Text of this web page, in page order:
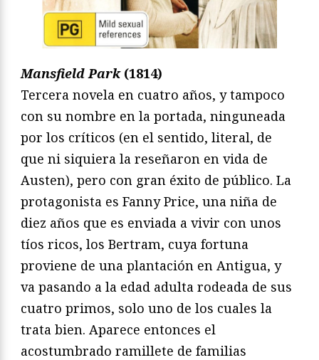
Mansfield Park(1814)
Tercera novela en cuatro años, y tampoco
con su nombre en la portada, ninguneada
por los críticos (en el sentido, literal, de
que ni siquiera la reseñaron en vida de
Austen), pero con gran éxito de público. La
protagonista es Fanny Price, una niña de
diez años que es enviada a vivir con unos
tíos ricos, los Bertram, cuya fortuna
proviene de una plantación en Antigua, y
va pasando a la edad adulta rodeada de sus
cuatro primos, solo uno de los cuales la
trata bien. Aparece entonces el
acostumbrado ramillete de familias